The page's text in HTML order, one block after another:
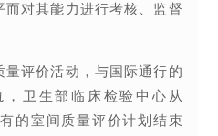
对其能力进行考核、监督
评价活动，与国际通行的
卫生部临床检验中心从
的室间质量评价计划结束